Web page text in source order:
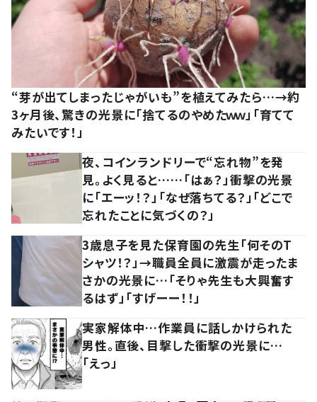
“芽が出てしまったじゃがいも”を植えてみたら…→約
3ヶ月後、驚きの光景に「捨てるのやめたｗｗ」「育てて
みたいです！」
夜、コインランドリーで“忘れ物”を発
見。よく見ると……「はぁ？」衝撃の光景
に「エーッ！？」「なぜ落ちてる？」「どこで
忘れたことに気づくの？」
3歳息子を見た保育園の先生「何そのT
シャツ！？」→職員全員に激震が走ったま
さかの光景に…「そりゃ先生も大興奮す
るはず」「すげーー！！」
実家解体中…作業員に話しかけられた
男性。直後、目撃した衝撃の光景に…
「えっ」